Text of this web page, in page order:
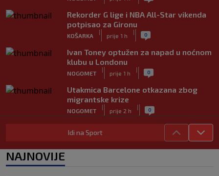
Rekorder G lige i NBA All-Star vikenda
potpisao za Gironu
KOŠARKA
|
prije 1 h
| 0
Ivan Toney optužen za napad u noćnom
klubu u Londonu
NOGOMET
|
prije 1 h
| 0
Utakmica Barcelone otkazana zbog
migrantske krize
NOGOMET
|
prije 2 h
| 0
FS Norveške poručio Infantinu: Odlazi,
odmah!
NOGOMET prije 2 h
Idi na Sport
NAJNOVIJE